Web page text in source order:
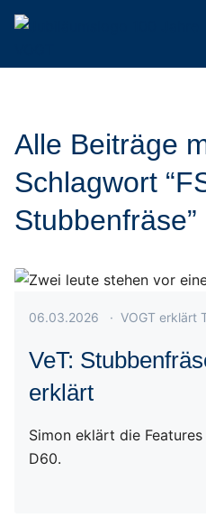
Alle Beiträge
Schlagwort
Stubbenfräse”
Veröffentlicht am 06.03.2026
06.03.2026 · VOGT erklärt
VeT:
erklärt
Simon eklärt die
D60.